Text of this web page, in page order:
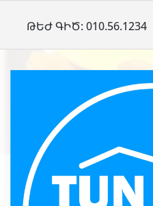
content
ԹԵԺ ԳԻԾ: 010.56.1234